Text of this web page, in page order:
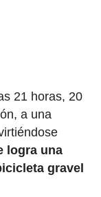
21 horas, 20
a una
logra una
gravel